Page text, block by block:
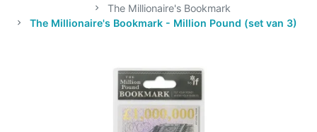
The Millionaire's Bookmark
The Millionaire's Bookmark - Million Pound (set van 3)